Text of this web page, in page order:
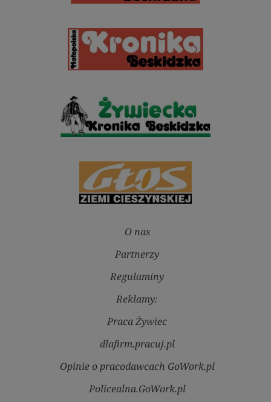
O nas
Partnerzy
Regulaminy
Reklamy:
Praca Żywiec
dlafirm.pracuj.pl
Opinie o pracodawcach GoWork.pl
Policealna.GoWork.pl